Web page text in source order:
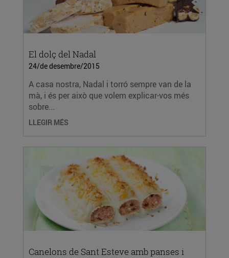
El dolç del Nadal
24/de desembre/2015
A casa nostra, Nadal i torró sempre van de la
mà, i és per això que volem explicar-vos més
sobre...
LLEGIR MÉS
Canelons de Sant Esteve amb panses i